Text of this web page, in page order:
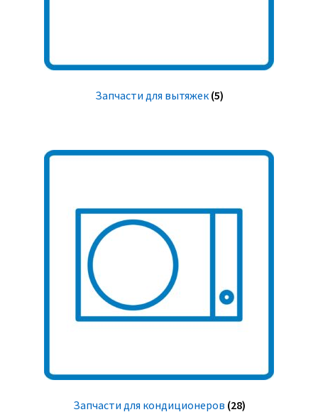
Запчасти для вытяжек (5)
Запчасти для кондиционеров (28)